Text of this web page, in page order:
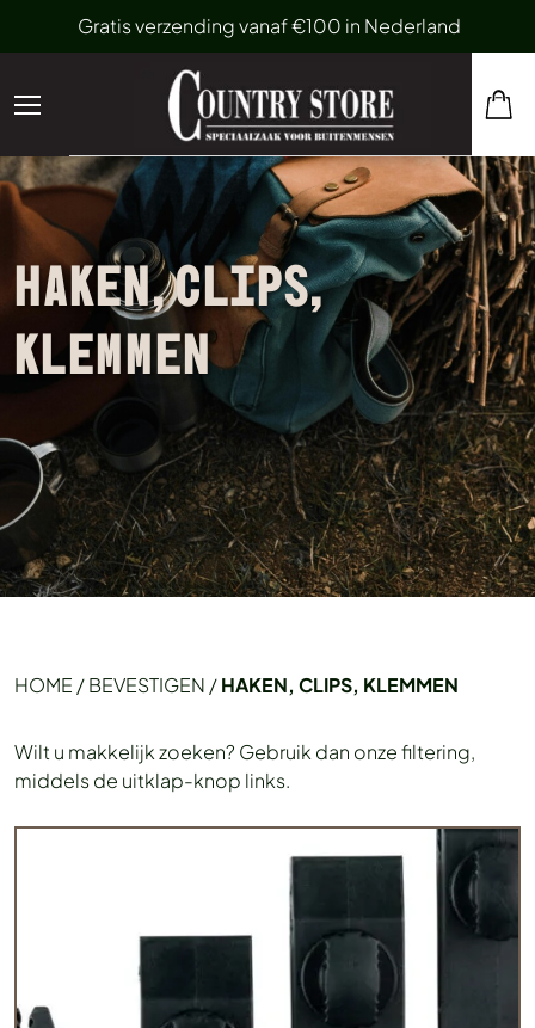
Gratis verzending vanaf €100 in Nederland
HAKEN, CLIPS,
KLEMMEN
HOME /BEVESTIGEN /HAKEN, CLIPS, KLEMMEN
Wilt u makkelijk zoeken? Gebruik dan onze filtering,
middels de uitklap-knop links.